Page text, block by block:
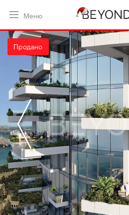
Меню
Продано